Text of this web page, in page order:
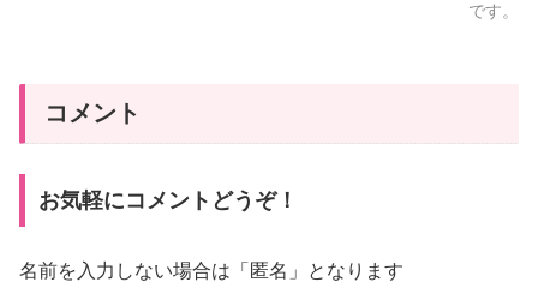
です。
コメント
お気軽にコメントどうぞ！
名前を入力しない場合は「匿名」となります